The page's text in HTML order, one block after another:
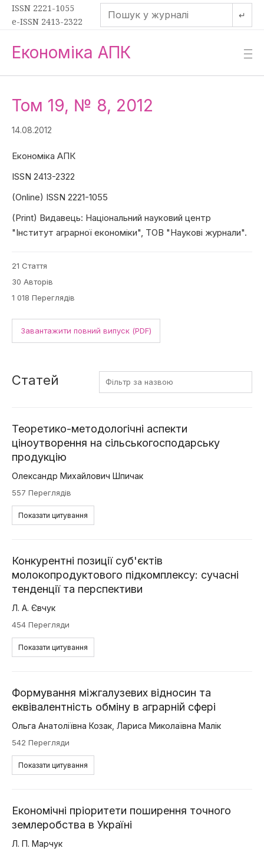
ISSN 2221-1055
e-ISSN 2413-2322
↵
Економіка АПК —
—
—
Том 19, № 8, 2012
14.08.2012
Економіка АПК
ISSN 2413-2322
(Online) ISSN 2221-1055
(Print) Видавець: Національний науковий центр
"Інститут аграрної економіки", ТОВ "Наукові журнали".
21 Стаття
30 Авторів
1 018 Переглядів
Завантажити повний випуск (PDF)
Статей
Теоретико-методологічні аспекти
ціноутворення на сільськогосподарську
продукцію
Олександр Михайлович Шпичак
557 Переглядів
Показати цитування
Конкурентні позиції суб'єктів
молокопродуктового підкомплексу: сучасні
тенденції та перспективи
Л. А. Євчук
454 Перегляди
Показати цитування
Формування міжгалузевих відносин та
еквівалентність обміну в аграрній сфері
Ольга Анатоліївна Козак Лариса Миколаївна Малік
542 Перегляди
Показати цитування
Економічні пріоритети поширення точного
землеробства в Україні
Л. П. Марчук